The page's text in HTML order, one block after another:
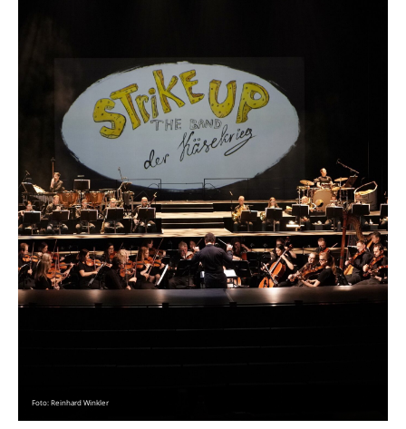
Foto: Reinhard Winkler